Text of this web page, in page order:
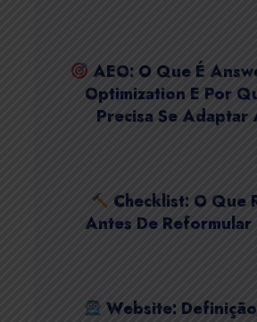
AEO: O Que É
Optimization E Por
Precisa Se Adaptar
Checklist: O Que
Antes De Reformular
Website: